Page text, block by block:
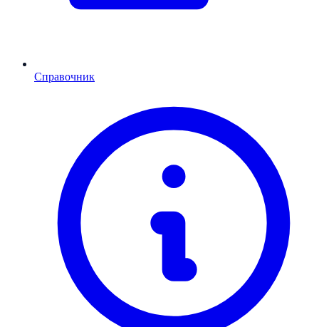
Справочник